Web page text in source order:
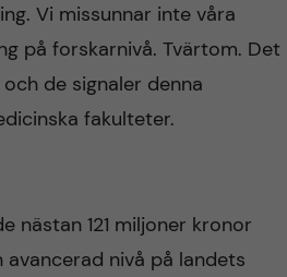
Vi missunnar inte våra
på forskarnivå. Tvärtom. Det
de signaler denna
fakulteter.
nästan 121 miljoner kronor
nivå på landets